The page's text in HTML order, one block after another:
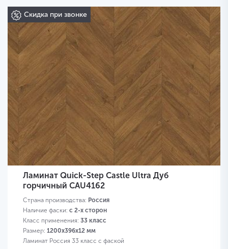
Скидка при звонке
Ламинат Quick-Step Castle Ultra Дуб
горчичный CAU4162
Страна производства: Россия
Наличие фаски: с 2-х сторон
Класс применения: 33 класс
Размер: 1200х396х12 мм
Ламинат Россия 33 класс с фаской